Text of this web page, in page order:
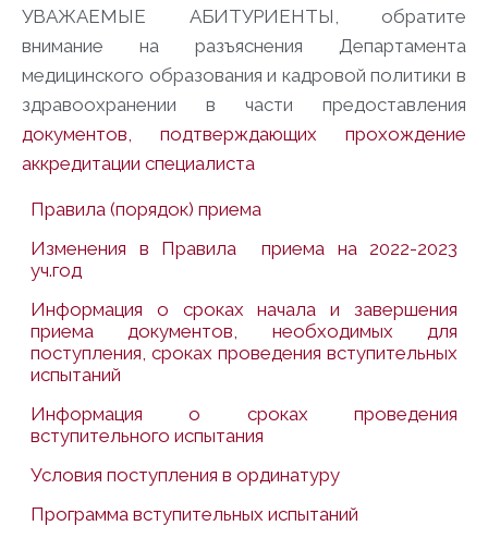
УВАЖАЕМЫЕ АБИТУРИЕНТЫ, обратите
внимание на разъяснения Департамента
медицинского образования и кадровой политики в
здравоохранении в части предоставления
документов, подтверждающих прохождение
аккредитации специалиста
Правила (порядок) приема
Изменения в Правила приема на 2022-2023
уч.год
Информация о сроках начала и завершения
приема документов, необходимых для
поступления, сроках проведения вступительных
испытаний
Информация о сроках проведения
вступительного испытания
Условия поступления в ординатуру
Программа вступительных испытаний